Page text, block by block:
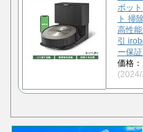
ボッ
ト 掃
高性
引
ー保
価格